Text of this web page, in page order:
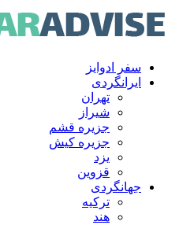
سفر ادوایز
ایرانگردی
تهران
شیراز
جزیره قشم
جزیره کیش
یزد
قزوین
جهانگردی
ترکیه
هند